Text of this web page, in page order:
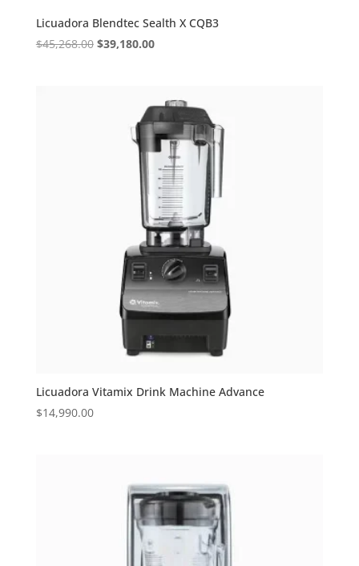
Licuadora Blendtec Sealth X CQB3
$45,268.00 Original
$39,180.00Current
$39,180.00.
Licuadora Vitamix Drink Machine Advance
$14,990.00